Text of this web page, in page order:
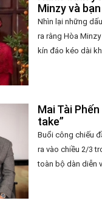
Minzy và
Nhìn lại những
ra rằng Hòa
kín đáo kéo dài
Mai Tài
take”
Buổi công chiếu
ra vào chiều 2/3
toàn bộ dàn diễn